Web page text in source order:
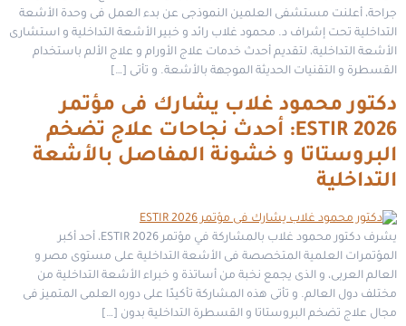
جراحة، أعلنت مستشفى العلمين النموذجى عن بدء العمل فى وحدة الأشعة
التداخلية تحت إشراف د. محمود غلاب رائد و خبير الأشعة التداخلية و استشارى
الأشعة التداخلية، لتقديم أحدث خدمات علاج الأورام و علاج الألم باستخدام
القسطرة و التقنيات الحديثة الموجهة بالأشعة. و تأتى […]
دكتور محمود غلاب يشارك فى مؤتمر
ESTIR 2026: أحدث نجاحات علاج تضخم
البروستاتا و خشونة المفاصل بالأشعة
التداخلية
يشرف دكتور محمود غلاب بالمشاركة في مؤتمر ESTIR 2026، أحد أكبر
المؤتمرات العلمية المتخصصة فى الأشعة التداخلية على مستوى مصر و
العالم العربى، و الذى يجمع نخبة من أساتذة و خبراء الأشعة التداخلية من
مختلف دول العالم. و تأتى هذه المشاركة تأكيدًا على دوره العلمى المتميز فى
مجال علاج تضخم البروستاتا و القسطرة التداخلية بدون […]